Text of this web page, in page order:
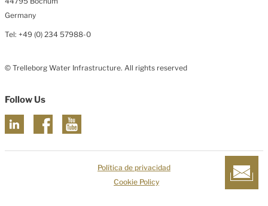
Germany
Tel: +49 (0) 234 57988-0
© Trelleborg Water Infrastructure. All rights reserved
Follow Us
Política de privacidad
Cookie Policy